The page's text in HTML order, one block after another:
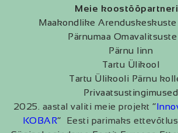
Meie
Maakondlike
Pärnumaa
Pärnu linn
Tartu Ülikool
Tartu Ülikooli Pärnu
Privaatsustingimused
2025. aastal valiti meie projekt “
KOBAR” Eesti parimaks